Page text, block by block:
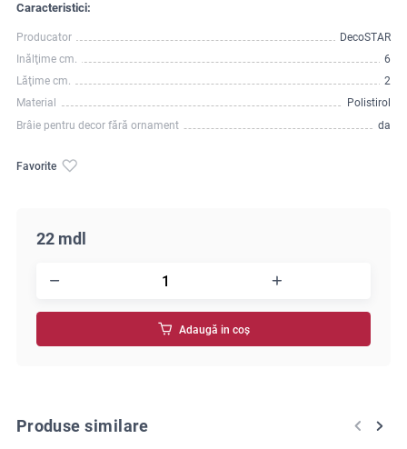
Caracteristici:
Producator
DecoSTAR
Inălţime cm.
6
Lăţime cm.
2
Material
Polistirol
Brâie pentru decor fără ornament
da
Favorite
22 mdl
Adaugă in coş
Produse similare